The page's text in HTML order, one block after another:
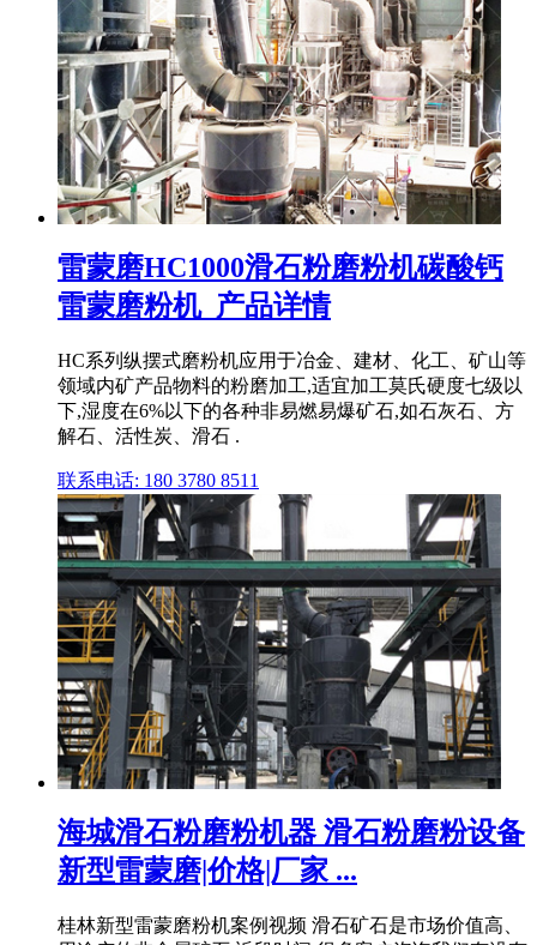
雷蒙磨HC1000滑石粉磨粉机碳酸钙
雷蒙磨粉机_产品详情
HC系列纵摆式磨粉机应用于冶金、建材、化工、矿山等
领域内矿产品物料的粉磨加工,适宜加工莫氏硬度七级以
下,湿度在6%以下的各种非易燃易爆矿石,如石灰石、方
解石、活性炭、滑石 .
联系电话: 180 3780 8511
海城滑石粉磨粉机器 滑石粉磨粉设备
新型雷蒙磨|价格|厂家 ...
桂林新型雷蒙磨粉机案例视频 滑石矿石是市场价值高、